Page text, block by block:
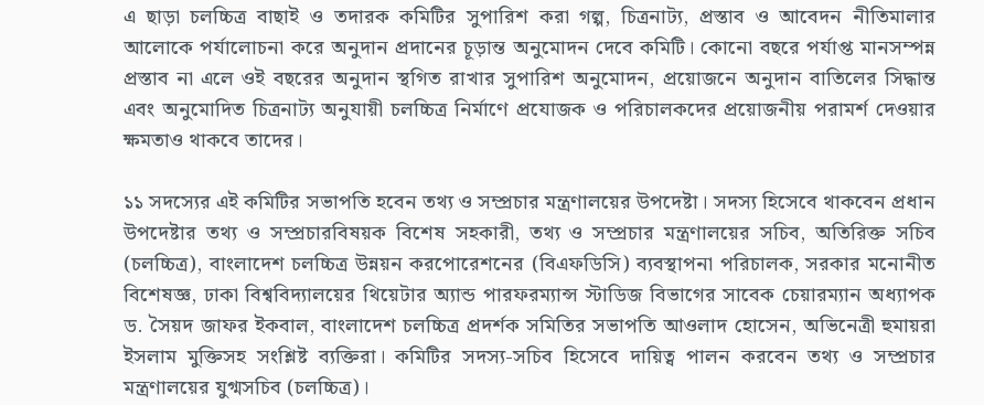
এ ছাড়া চলচ্চিত্র বাছাই ও তদারক কমিটির সুপারিশ করা গল্প, চিত্রনাট্য, প্রস্তাব ও আবেদন নীতিমালার
আলোকে পর্যালোচনা করে অনুদান প্রদানের চূড়ান্ত অনুমোদন দেবে কমিটি। কোনো বছরে পর্যাপ্ত মানসম্পন্ন
প্রস্তাব না এলে ওই বছরের অনুদান স্থগিত রাখার সুপারিশ অনুমোদন, প্রয়োজনে অনুদান বাতিলের সিদ্ধান্ত
এবং অনুমোদিত চিত্রনাট্য অনুযায়ী চলচ্চিত্র নির্মাণে প্রযোজক ও পরিচালকদের প্রয়োজনীয় পরামর্শ দেওয়ার
ক্ষমতাও থাকবে তাদের।
১১ সদস্যের এই কমিটির সভাপতি হবেন তথ্য ও সম্প্রচার মন্ত্রণালয়ের উপদেষ্টা। সদস্য হিসেবে থাকবেন প্রধান
উপদেষ্টার তথ্য ও সম্প্রচারবিষয়ক বিশেষ সহকারী, তথ্য ও সম্প্রচার মন্ত্রণালয়ের সচিব, অতিরিক্ত সচিব
(চলচ্চিত্র), বাংলাদেশ চলচ্চিত্র উন্নয়ন করপোরেশনের (বিএফডিসি) ব্যবস্থাপনা পরিচালক, সরকার মনোনীত
বিশেষজ্ঞ, ঢাকা বিশ্ববিদ্যালয়ের থিয়েটার অ্যান্ড পারফরম্যান্স স্টাডিজ বিভাগের সাবেক চেয়ারম্যান অধ্যাপক
ড. সৈয়দ জাফর ইকবাল, বাংলাদেশ চলচ্চিত্র প্রদর্শক সমিতির সভাপতি আওলাদ হোসেন, অভিনেত্রী হুমায়রা
ইসলাম মুক্তিসহ সংশ্লিষ্ট ব্যক্তিরা। কমিটির সদস্য-সচিব হিসেবে দায়িত্ব পালন করবেন তথ্য ও সম্প্রচার
মন্ত্রণালয়ের যুগ্মসচিব (চলচ্চিত্র)।